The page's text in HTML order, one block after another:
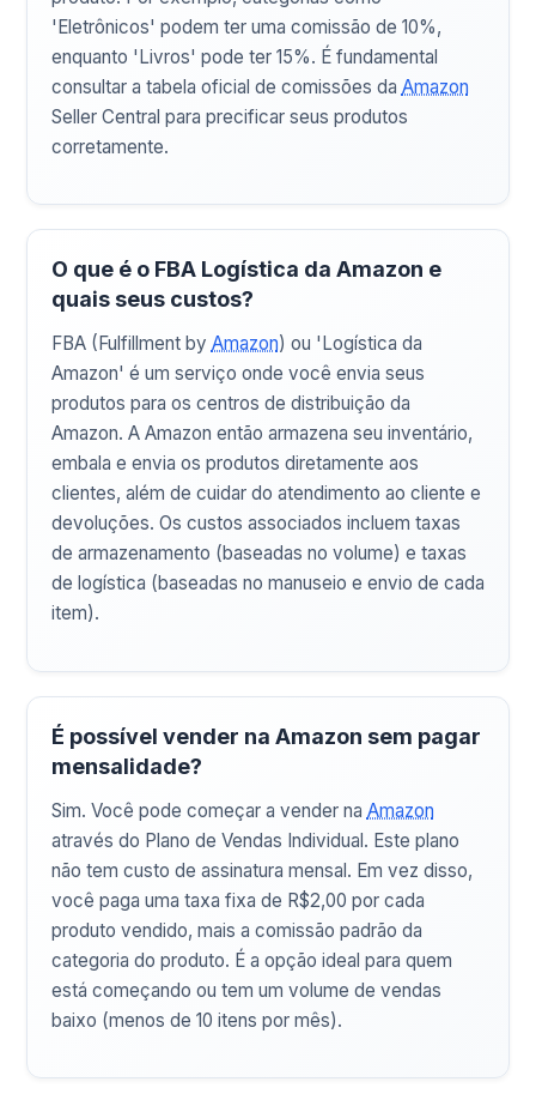
'Eletrônicos' podem ter uma comissão de 10%,
enquanto 'Livros' pode ter 15%. É fundamental
consultar a tabela oficial de comissões da Amazon
Seller Central para precificar seus produtos
corretamente.
O que é o FBA Logística da Amazon e
quais seus custos?
FBA (Fulfillment by Amazon) ou 'Logística da
Amazon' é um serviço onde você envia seus
produtos para os centros de distribuição da
Amazon. A Amazon então armazena seu inventário,
embala e envia os produtos diretamente aos
clientes, além de cuidar do atendimento ao cliente e
devoluções. Os custos associados incluem taxas
de armazenamento (baseadas no volume) e taxas
de logística (baseadas no manuseio e envio de cada
item).
É possível vender na Amazon sem pagar
mensalidade?
Sim. Você pode começar a vender na Amazon
através do Plano de Vendas Individual. Este plano
não tem custo de assinatura mensal. Em vez disso,
você paga uma taxa fixa de R$2,00 por cada
produto vendido, mais a comissão padrão da
categoria do produto. É a opção ideal para quem
está começando ou tem um volume de vendas
baixo (menos de 10 itens por mês).